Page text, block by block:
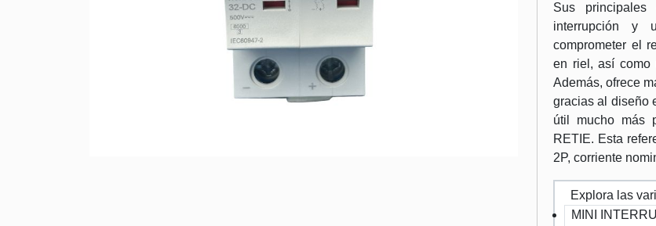
Sus principales
interrupción y
comprometer el
en riel, así como
Además, ofrece
gracias al diseño
útil mucho más
RETIE. Esta
2P, corriente
Explora las
MINI